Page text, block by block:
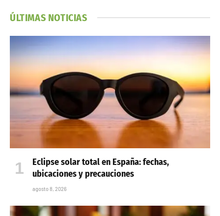
ÚLTIMAS NOTICIAS
Eclipse solar total en España: fechas,
ubicaciones y precauciones
agosto 8, 2026